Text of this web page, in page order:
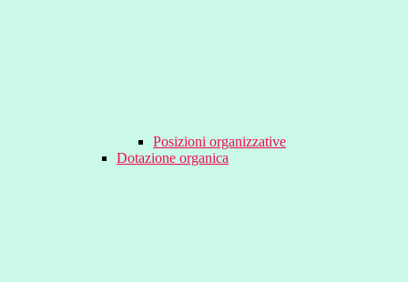
Posizioni organizzative
Dotazione organica